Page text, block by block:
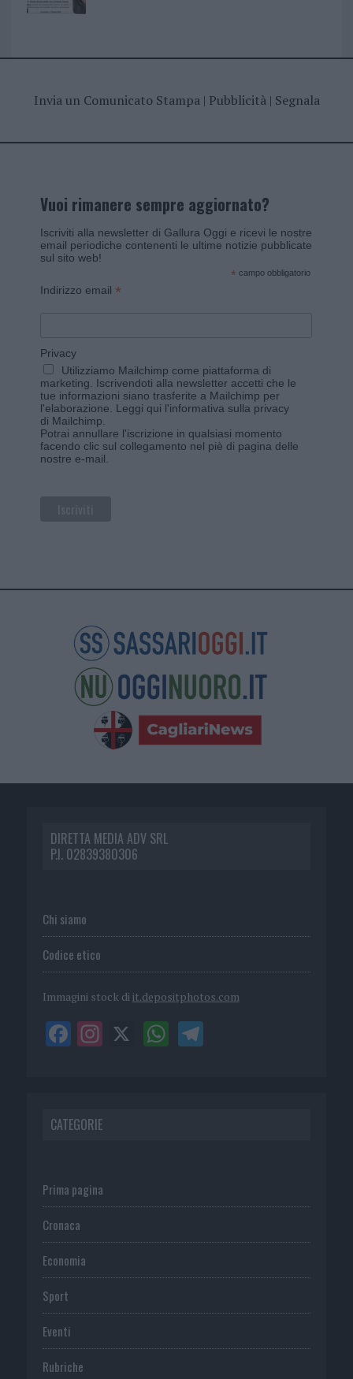
Invia un Comunicato Stampa| Pubblicità| Segnala
Vuoi rimanere sempre aggiornato?
Iscriviti alla newsletter di Gallura Oggi e ricevi le nostre
email periodiche contenenti le ultime notizie pubblicate
sul sito web!
* campo obbligatorio
Indirizzo email *
Privacy
Utilizziamo Mailchimp come piattaforma di
marketing. Iscrivendoti alla newsletter accetti che le
tue informazioni siano trasferite a Mailchimp per
l'elaborazione. Leggi qui l'informativa sulla privacy
di Mailchimp
Potrai annullare l'iscrizione in qualsiasi momento
facendo clic sul collegamento nel piè di pagina delle
nostre e-mail.
DIRETTA MEDIA ADV SRL
P.I. 02839380306
Chi siamo
Codice etico
Immagini stock di it.depositphotos.com
CATEGORIE
Prima pagina
Cronaca
Economia
Sport
Eventi
Rubriche